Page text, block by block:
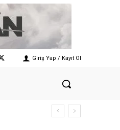
Giriş Yap / Kayıt Ol